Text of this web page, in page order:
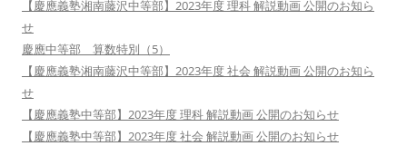
【慶應義塾湘南藤沢中等部】2023年度 理科 解説動画 公開のお知ら
せ
慶應中等部 算数特別（5）
【慶應義塾湘南藤沢中等部】2023年度 社会 解説動画 公開のお知ら
せ
【慶應義塾中等部】2023年度 理科 解説動画 公開のお知らせ
【慶應義塾中等部】2023年度 社会 解説動画 公開のお知らせ